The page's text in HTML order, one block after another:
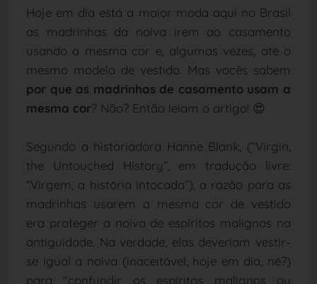
Hoje em dia está a maior moda aqui no Brasil
as madrinhas da noiva irem ao casamento
usando a mesma cor e, algumas vezes, até o
mesmo modelo de vestido. Mas vocês sabem
por que as madrinhas de casamento usam a
mesma cor? Não? Então leiam o artigo! 😍
Segundo a historiadora Hanne Blank, (“Virgin,
the Untouched History”, em tradução livre:
“Virgem, a história intocada”), a razão para as
madrinhas usarem a mesma cor de vestido
era proteger a noiva de espíritos malignos na
antiguidade. Na verdade, elas deveriam vestir-
se igual a noiva (inaceitável, hoje em dia, né?)
para "confundir os espíritos malignos ou